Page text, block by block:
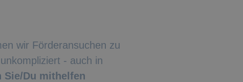
wir Förderansuchen zu
- auch in
Sie/Du mithelfen